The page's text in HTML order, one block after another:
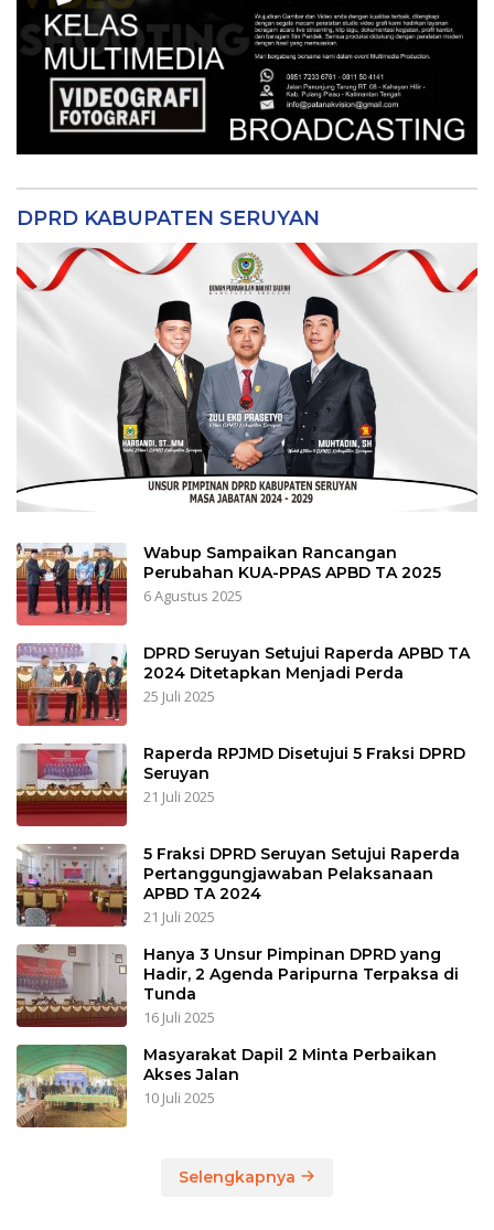
DPRD KABUPATEN SERUYAN
Wabup Sampaikan Rancangan
Perubahan KUA-PPAS APBD TA 2025
6 Agustus 2025
DPRD Seruyan Setujui Raperda APBD TA
2024 Ditetapkan Menjadi Perda
25 Juli 2025
Raperda RPJMD Disetujui 5 Fraksi DPRD
Seruyan
21 Juli 2025
5 Fraksi DPRD Seruyan Setujui Raperda
Pertanggungjawaban Pelaksanaan
APBD TA 2024
21 Juli 2025
Hanya 3 Unsur Pimpinan DPRD yang
Hadir, 2 Agenda Paripurna Terpaksa di
Tunda
16 Juli 2025
Masyarakat Dapil 2 Minta Perbaikan
Akses Jalan
10 Juli 2025
Selengkapnya